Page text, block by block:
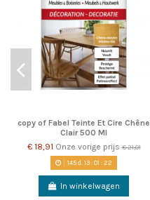
copy of Fabel Teinte Et Cire Chêne
Clair 500 Ml
€ 18,91 Onze vorige prijs€ 21,01
145d. 13:01 :22
In winkelwagen